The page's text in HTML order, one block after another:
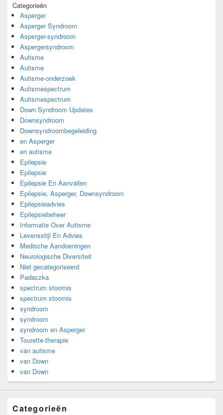
Categorieën
Asperger
Asperger Syndroom
Asperger-syndroom
Aspergersyndroom
Autisme
Autisme
Autisme-onderzoek
Autismespectrum
Autismespectrum
Down Syndroom Updates
Downsyndroom
Downsyndroombegeleiding
en Asperger
en autisme
Epilepsie
Epilepsie
Epilepsie En Aanvallen
Epilepsie, Asperger, Downsyndroom
Epilepsieadvies
Epilepsiebeheer
Informatie Over Autisme
Levensstijl En Advies
Medische Aandoeningen
Neurologische Diversiteit
Niet gecategoriseerd
Padaczka
spectrum stoornis
spectrum stoornis
syndroom
syndroom
syndroom en Asperger
Tourette-therapie
van autisme
van Down
van Down
Categorieën